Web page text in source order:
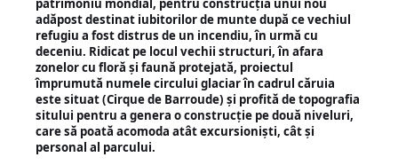
patrimoniu mondial, pentru construcția unui nou
adăpost destinat iubitorilor de munte după ce vechiul
refugiu a fost distrus de un incendiu, în urmă cu
deceniu. Ridicat pe locul vechii structuri, în afara
zonelor cu floră și faună protejată, proiectul
împrumută numele circului glaciar în cadrul căruia
este situat (Cirque de Barroude) și profită de topografia
sitului pentru a genera o construcție pe două niveluri,
care să poată acomoda atât excursioniști, cât și
personal al parcului.